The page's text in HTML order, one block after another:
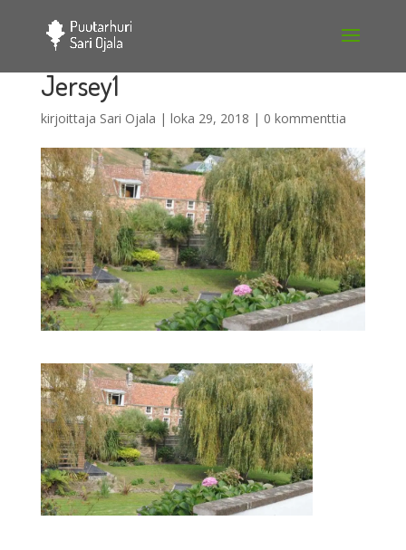
Jersey1
kirjoittaja Sari Ojala | loka 29, 2018 | 0 kommenttia